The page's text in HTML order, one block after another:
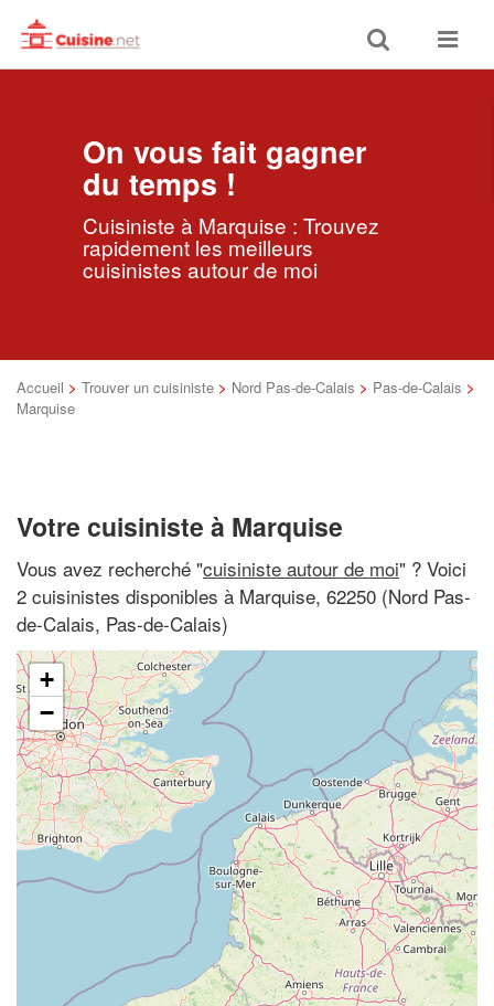
Toggle
search
Toggle
On vous fait gagner
du temps !
Cuisiniste à Marquise : Trouvez
rapidement les meilleurs
cuisinistes autour de moi
Accueil > Trouver un cuisiniste > Nord Pas-de-Calais > Pas-de-Calais >
Marquise
Votre cuisiniste à Marquise
Vous avez recherché "cuisiniste autour de moi" ? Voici
2 cuisinistes disponibles à Marquise, 62250 (Nord Pas-
de-Calais, Pas-de-Calais)
+
−